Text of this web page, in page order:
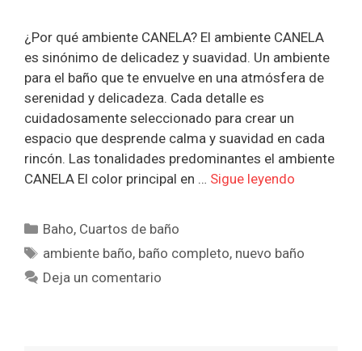
¿Por qué ambiente CANELA? El ambiente CANELA
es sinónimo de delicadez y suavidad. Un ambiente
para el baño que te envuelve en una atmósfera de
serenidad y delicadeza. Cada detalle es
cuidadosamente seleccionado para crear un
espacio que desprende calma y suavidad en cada
rincón. Las tonalidades predominantes el ambiente
CANELA El color principal en … Sigue leyendo
Categorías
Baho, Cuartos de baño
Etiquetas
ambiente baño, baño completo, nuevo baño
Deja un comentario